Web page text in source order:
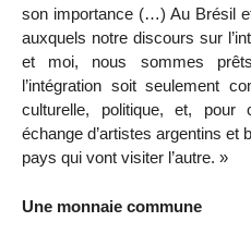
son importance (…) Au Brésil
auxquels notre discours sur
et moi, nous sommes
l’intégration soit seulement
culturelle, politique, et,
échange d’artistes argentins et
pays qui vont visiter l’autre. »
Une monnaie commune